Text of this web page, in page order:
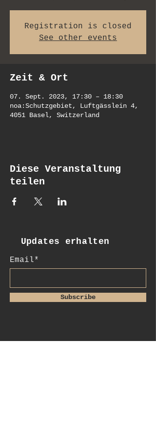
Registration is closed
See other events
Zeit & Ort
07. Sept. 2023, 17:30 – 18:30
noa:Schutzgebiet, Luftgässlein 4,
4051 Basel, Switzerland
Diese Veranstaltung
teilen
Updates erhalten
Email*
Subscribe